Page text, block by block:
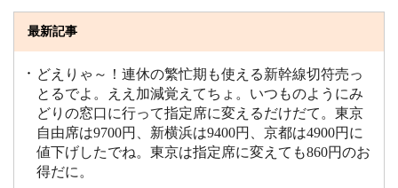
最新記事
どえりゃ～！連休の繁忙期も使える新幹線切符売っ
とるでよ。ええ加減覚えてちょ。いつものようにみ
どりの窓口に行って指定席に変えるだけだて。東京
自由席は9700円、新横浜は9400円、京都は4900円に
値下げしたでね。東京は指定席に変えても860円のお
得だに。